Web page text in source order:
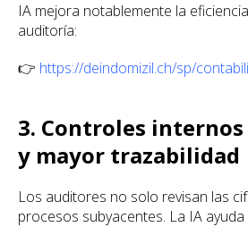
IA mejora notablemente la
auditoría:
👉 https://deindomizil.ch/sp/
3. Controles
y mayor trazabilidad
Los auditores no solo revisan las
procesos subyacentes. La IA ayuda